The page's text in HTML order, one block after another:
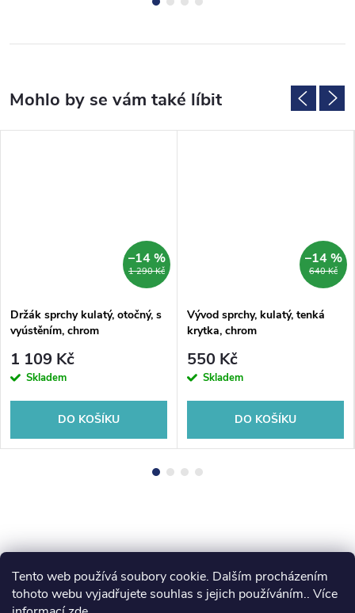
Tento web používá soubory cookie. Dalším procházením
tohoto webu vyjadřujete souhlas s jejich používáním.. Více
1 290 Kč
–14 %
Držák sprchy kulatý, otočný, s
vyústěním, chrom
1 109 Kč
Skladem
DO KOŠÍKU
640 Kč
–14 %
Vývod sprchy, kulatý, tenká
krytka, chrom
550 Kč
Skladem
DO KOŠÍKU
Z koupelny-sanita.cz kupelne-online.sk